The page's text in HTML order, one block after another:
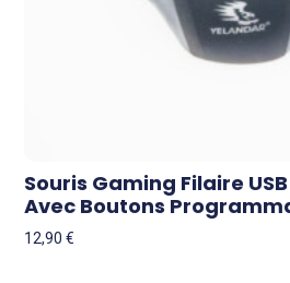
Souris Gaming Filaire
Avec Boutons
12,90€